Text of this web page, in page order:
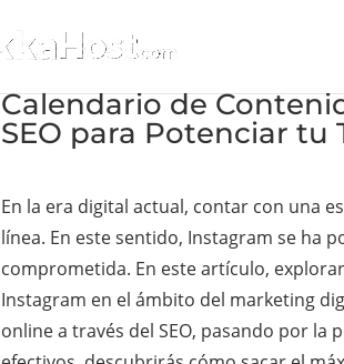
Calendario de
SEO para Potenciar tu
En la era digital actual, contar con una
línea. En este sentido, Instagram se ha
comprometida. En este artículo,
Instagram en el ámbito del marketing
online a través del SEO, pasando por